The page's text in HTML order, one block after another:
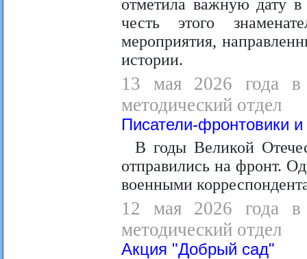
отметила важную дату
честь этого
мероприятия,
истории.
13 мая 2026 года в
методический отдел
Писатели-фронтовики и
В годы Великой
отправились на фронт.
военными
12 мая 2026 года в
методический отдел
Акция "Добрый сад"